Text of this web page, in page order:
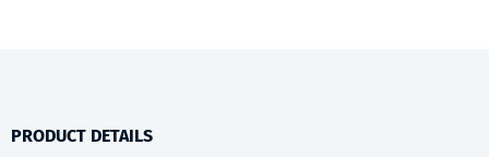
PRODUCT DETAILS